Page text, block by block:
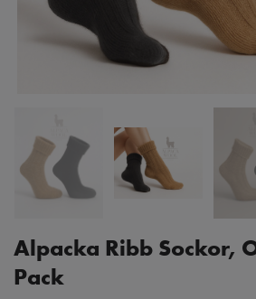
Alpacka Ribb Sockor,
Pack